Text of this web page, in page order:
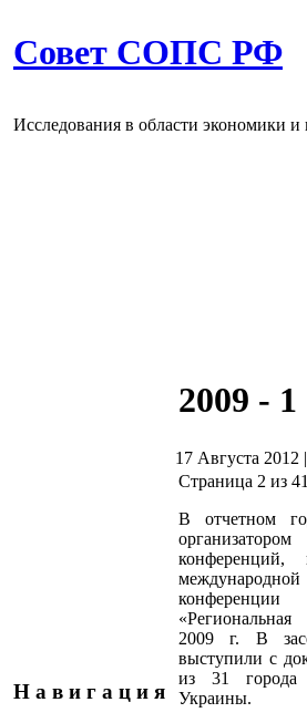
Совет СОПС РФ
Исследования в области экономики и
Н а в и г а ц и я
2009 - 1
17 Августа 2012 |
Страница 2 из 41
В отчетном
2009 г. В
выступили с
из 31 города
Украины.